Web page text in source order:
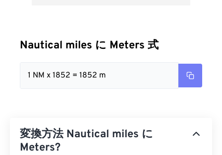
Nautical miles に Meters 式
1 NM x 1852 = 1852 m
変換方法 Nautical miles に
Meters?